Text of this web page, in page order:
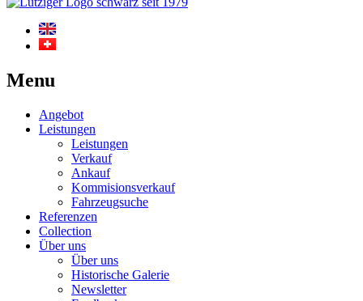
Menu
Angebot
Leistungen
Leistungen
Verkauf
Ankauf
Kommisionsverkauf
Fahrzeugsuche
Referenzen
Collection
Über uns
Über uns
Historische Galerie
Newsletter